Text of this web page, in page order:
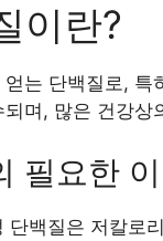
이란?
는 단백질로,
며, 많은 건강상
필요한
단백질은 저칼로